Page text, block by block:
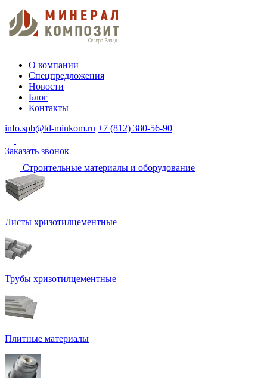
О компании
Спецпредложения
Новости
Блог
Контакты
info.spb@td-minkom.ru +7 (812) 380-56-90
Заказать звонок
Строительные материалы и оборудование
Листы хризотилцементные
Трубы хризотилцементные
Плитные материалы